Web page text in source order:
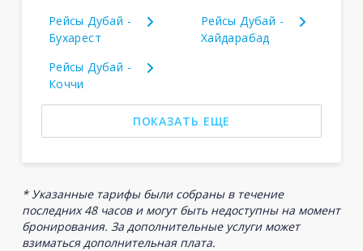
Рейсы Дубай -
Бухарест
Рейсы Дубай -
Хайдарабад
Рейсы Дубай -
Коччи
ПОКАЗАТЬ ЕЩЕ
* Указанные тарифы были собраны в течение
последних 48 часов и могут быть недоступны на момент
бронирования. За дополнительные услуги может
взиматься дополнительная плата.